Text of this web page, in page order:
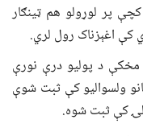
پر لوړولو هم ټینګار
کې اغېزناک رول لري.
د پولیو درې نورې
ولسوالیو کې ثبت شوې
کې ثبت شوه.